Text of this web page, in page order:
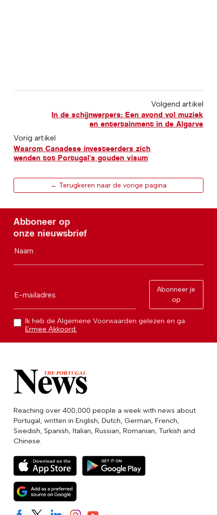
Volgend artikel
In de schijnwerpers: Een avond vol muziek
en entertainment in de Algarve
Vorig artikel
Waarom Canadese investeerders zich
wenden tot Portugal's gouden visum
← Terugkeren naar de vorige pagina
Abboneer op
onze nieuwsbrief
Naam
E-mailadres
Abonneer je
op
Ik heb de Algemene Voorwaarden gelezen en ga
Ermee Akkoord.
Reaching over 400,000 people a week with news about
Portugal, written in English, Dutch, German, French,
Swedish, Spanish, Italian, Russian, Romanian, Turkish and
Chinese.